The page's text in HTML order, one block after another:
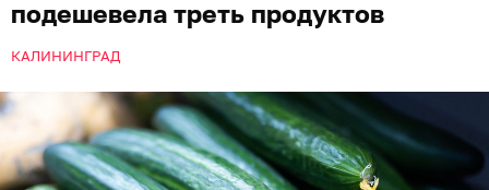
подешевела треть продуктов
КАЛИНИНГРАД